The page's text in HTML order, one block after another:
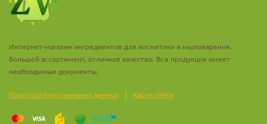
Интернет-магазин ингредиентов для косметики и мыловарения.
Большой ассортимент, отличное качество. Вся продукция имеет
необходимые документы.
Политика персональных данных | Карта сайта